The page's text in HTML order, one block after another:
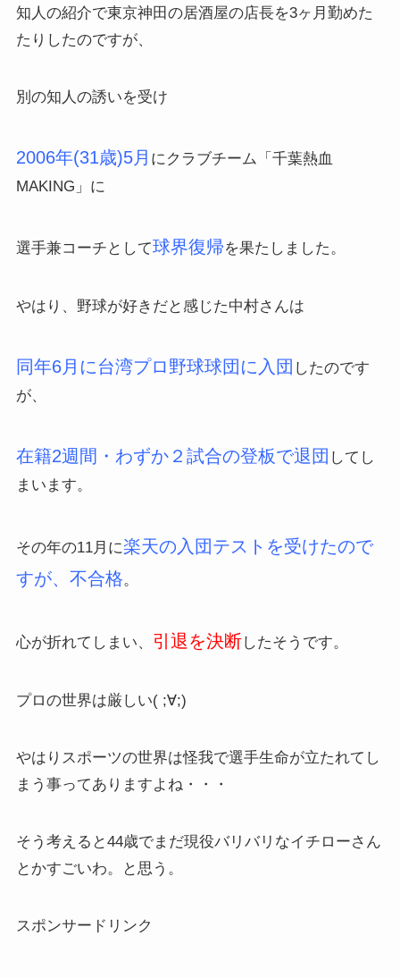
知人の紹介で東京神田の居酒屋の店長を3ヶ月勤めた
たりしたのですが、
別の知人の誘いを受け
2006年(31歳)5月 にクラブチーム「千葉熱血
MAKING」に
選手兼コーチとして球界復帰を果たしました。
やはり、野球が好きだと感じた中村さんは
同年6月に台湾プロ野球球団に入団 したのです
が、
在籍2週間・わずか２試合の登板で退団 してし
まいます。
その年の11月に楽天の入団テストを受けたので
すが、不合格。
心が折れてしまい、 引退を決断したそうです。
プロの世界は厳しい( ;∀;)
やはりスポーツの世界は怪我で選手生命が立たれてし
まう事ってありますよね・・・
そう考えると44歳でまだ現役バリバリなイチローさん
とかすごいわ。と思う。
スポンサードリンク